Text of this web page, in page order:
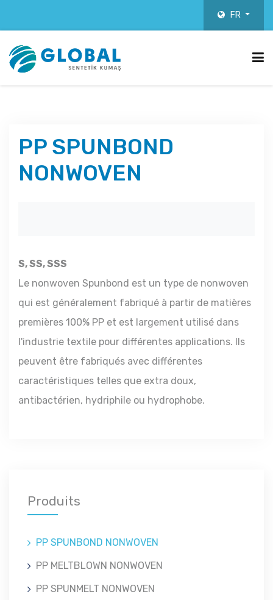
FR
PP SPUNBOND
NONWOVEN
S, SS, SSS
Le nonwoven Spunbond est un type de nonwoven
qui est généralement fabriqué à partir de matières
premières 100% PP et est largement utilisé dans
l'industrie textile pour différentes applications. Ils
peuvent être fabriqués avec différentes
caractéristiques telles que extra doux,
antibactérien, hydriphile ou hydrophobe.
Produits
PP SPUNBOND NONWOVEN
PP MELTBLOWN NONWOVEN
PP SPUNMELT NONWOVEN